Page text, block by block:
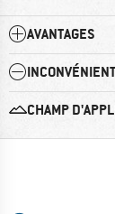
AVANTAGES
CHAMP